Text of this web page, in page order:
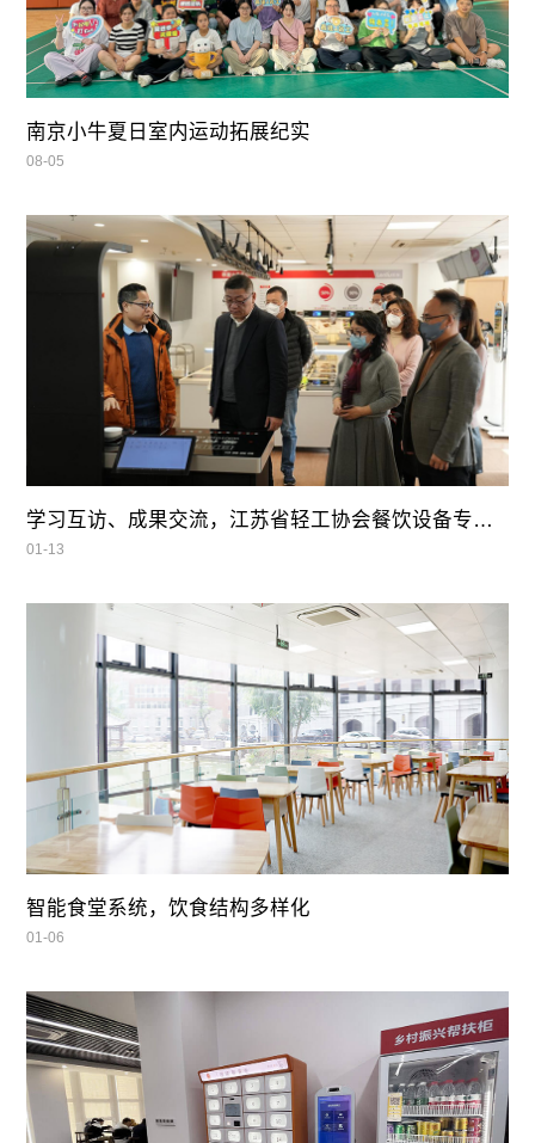
南京小牛夏日室内运动拓展纪实
08-05
学习互访、成果交流，江苏省轻工协会餐饮设备专业委员会领导莅临我司参观指导
01-13
智能食堂系统，饮食结构多样化
01-06